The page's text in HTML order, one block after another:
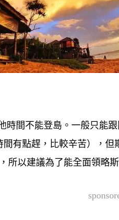
時間不能登島。一般只能
有點趕，比較辛苦），
所以建議為了能全面領略